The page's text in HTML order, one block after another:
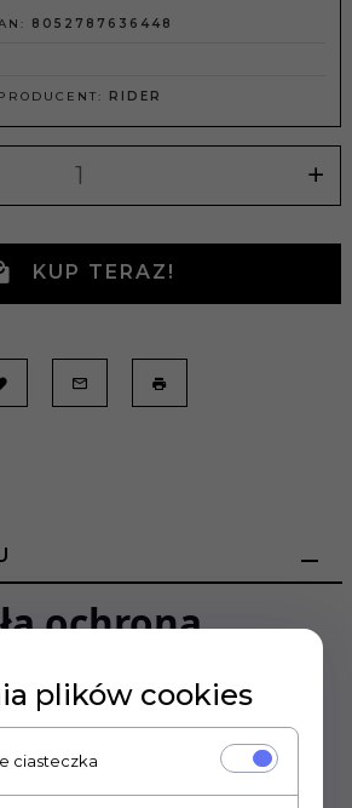
8052787636448
RIDER
KUP TERAZ!
ochrona
się i
plików cookies
ciasteczka